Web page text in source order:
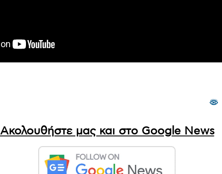
Ακολουθήστε μας και στο Google News